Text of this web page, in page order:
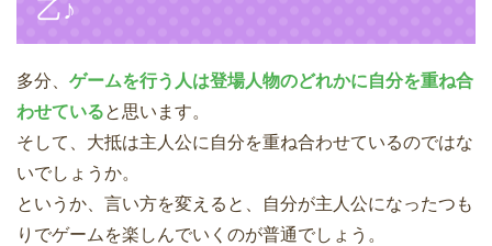
乙♪
多分、 ゲームを行う人は登場人物のどれかに自分を重ね合
わせていると思います。
そして、大抵は主人公に自分を重ね合わせているのではな
いでしょうか。
というか、言い方を変えると、自分が主人公になったつも
りでゲームを楽しんでいくのが普通でしょう。